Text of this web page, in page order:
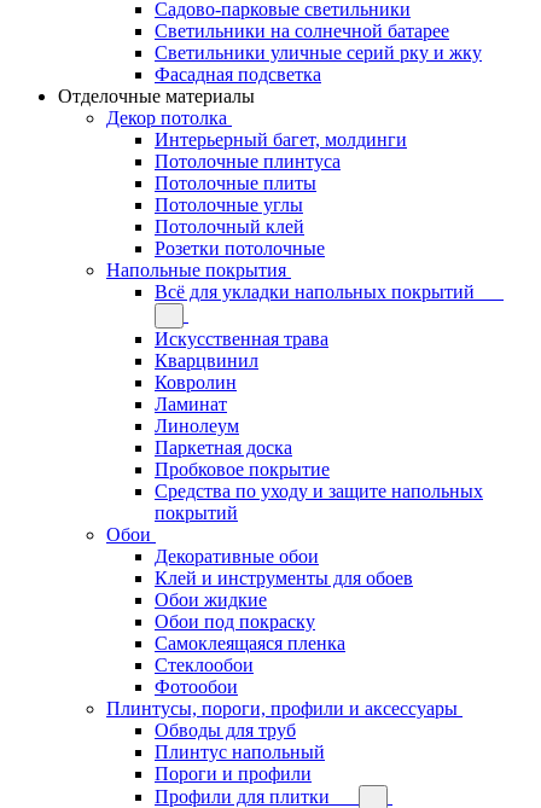
Садово-парковые светильники
Светильники на солнечной батарее
Светильники уличные серий рку и жку
Фасадная подсветка
Отделочные материалы
Декор потолка
Интерьерный багет, молдинги
Потолочные плинтуса
Потолочные плиты
Потолочные углы
Потолочный клей
Розетки потолочные
Напольные покрытия
Всё для укладки напольных покрытий
Искусственная трава
Кварцвинил
Ковролин
Ламинат
Линолеум
Паркетная доска
Пробковое покрытие
Средства по уходу и защите напольных
покрытий
Обои
Декоративные обои
Клей и инструменты для обоев
Обои жидкие
Обои под покраску
Самоклеящаяся пленка
Стеклообои
Фотообои
Плинтусы, пороги, профили и аксессуары
Обводы для труб
Плинтус напольный
Пороги и профили
Профили для плитки